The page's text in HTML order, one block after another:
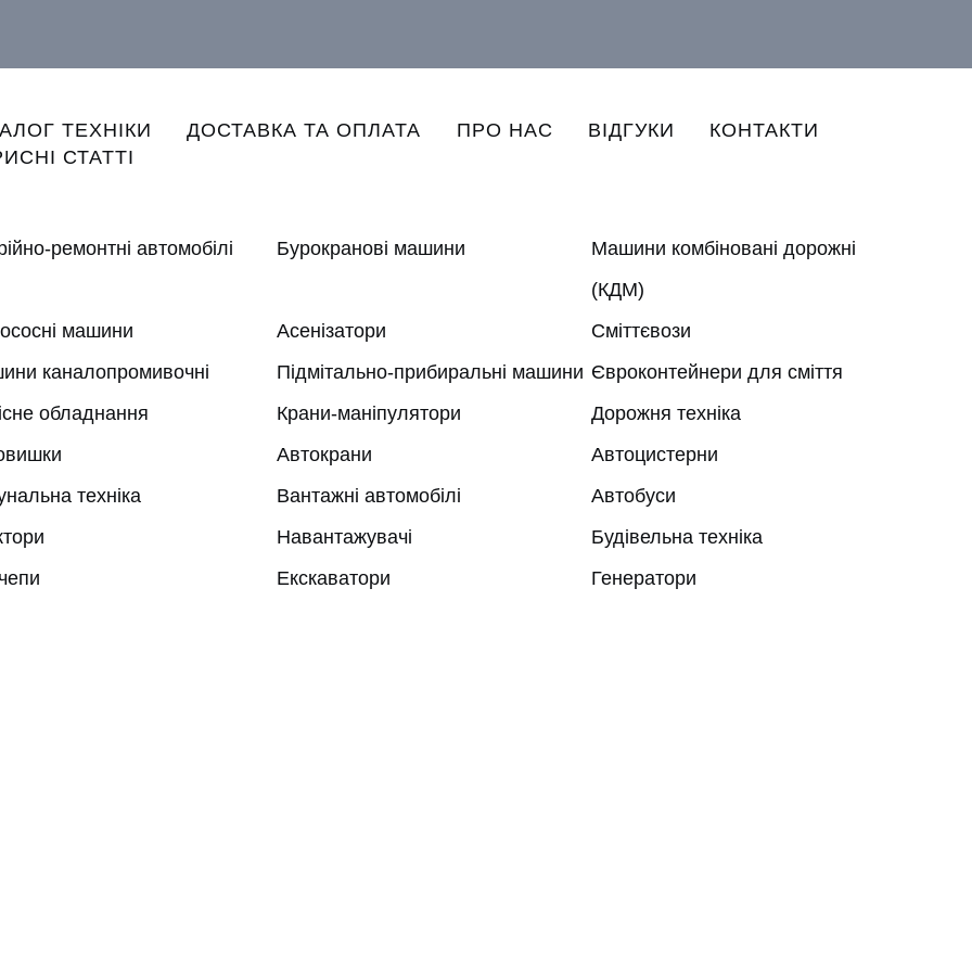
ТЕХНІКИ ДОСТАВКА ТА ОПЛАТА ПРО НАС ВІДГУКИ
КОНТАКТИ
СТАТТІ
ремонтні автомобілі Бурокранові машини
Машини комбіновані дорожні
(КДМ)
машини
Асенізатори
Сміттєвози
каналопромивочні
Підмітально-прибиральні машини Євроконтейнери для сміття
обладнання
Крани-маніпулятори
Дорожня техніка
Автокрани
Автоцистерни
техніка
Вантажні автомобілі
Автобуси
Навантажувачі
Будівельна техніка
Екскаватори Генератори